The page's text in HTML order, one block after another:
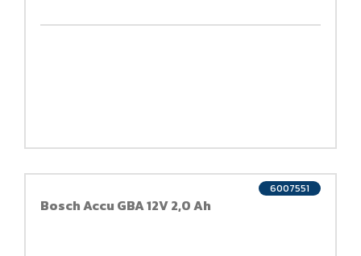
Bosch Accu GBA 12V 2,0 Ah
6007551